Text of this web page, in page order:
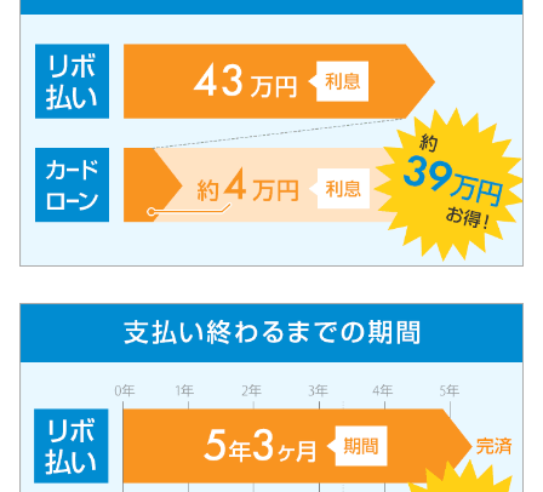
街金とは？絶対審査通る？借金
に悩む人へ街金をおすすめしな
い理由
質屋でお金を借りるには？年利
やシステムをカードローンと比
較
未成年でもお金を借りられる？
学生がお金を借りる方法があ
る？
学生がお金を借りる方法は？親
へのバレにくさや将来への影響